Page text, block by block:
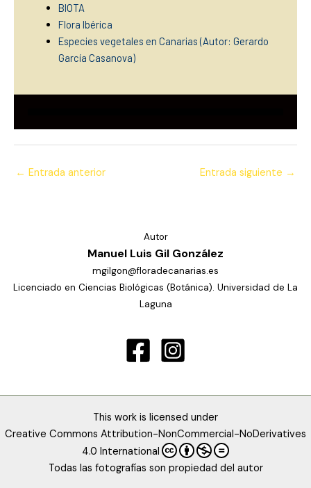
BIOTA
Flora Ibérica
Especies vegetales en Canarias (Autor: Gerardo
García Casanova)
← Entrada anterior Entrada siguiente →
Autor
Manuel Luis Gil González
mgilgon@floradecanarias.es
Licenciado en Ciencias Biológicas (Botánica). Universidad de La
Laguna
This work is licensed under
Creative Commons Attribution-NonCommercial-NoDerivatives
4.0 International
Todas las fotografías son propiedad del autor